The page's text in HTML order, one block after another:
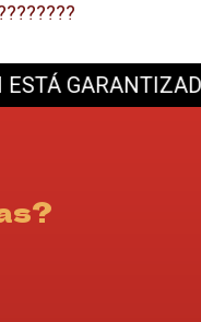
GARANTIZADA